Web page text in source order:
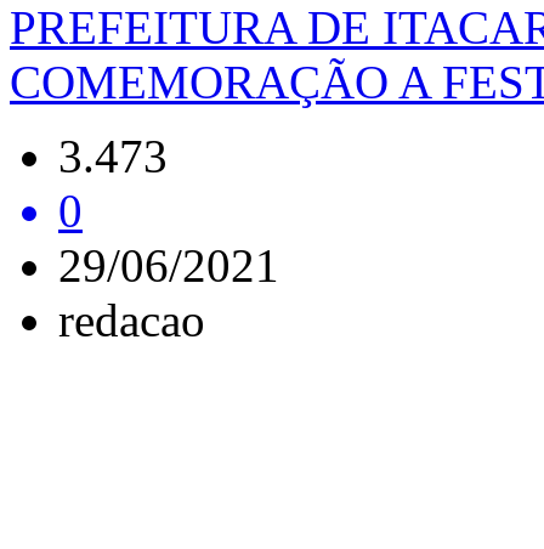
PREFEITURA DE
COMEMORAÇÃO A
3.473
0
29/06/2021
redacao